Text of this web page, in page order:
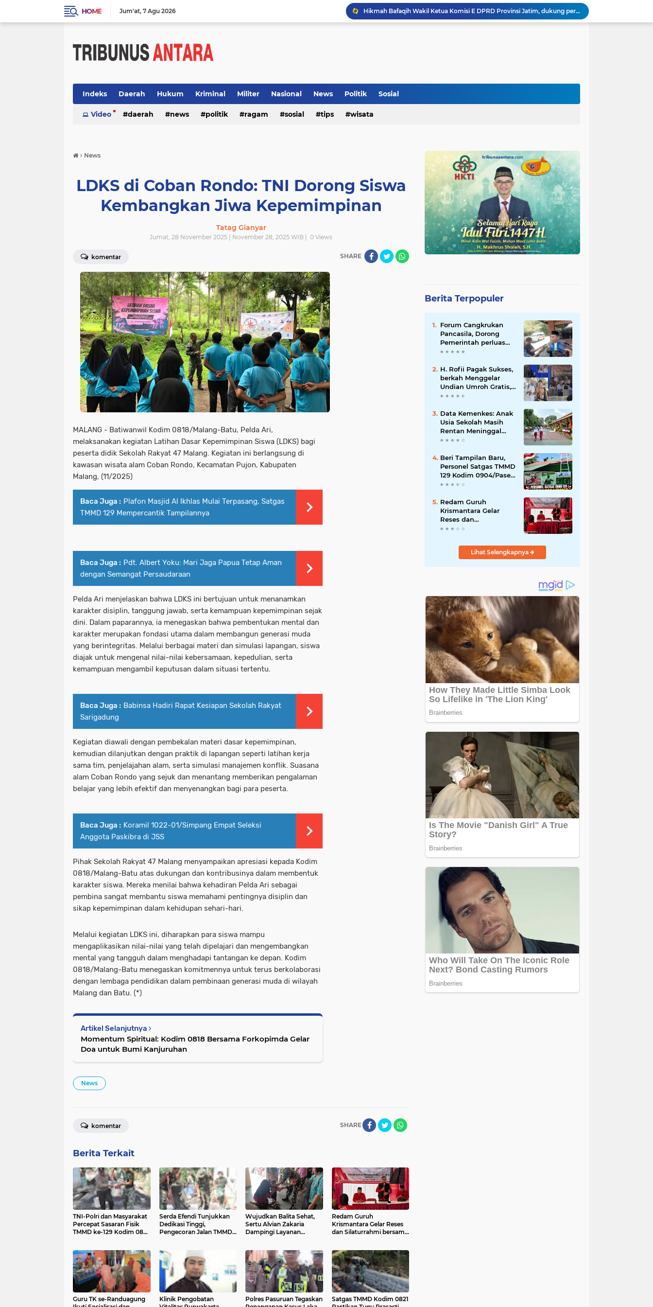
HOME Jum'at 7 Agu 2026
Hikmah Bafaqih Wakil Ketua Komisi E DPRD Provinsi Jatim, dukung perlindungan Anak di Ponpes melalui Penerapan (SOP) di Malang Raya.
Klinik Pengobatan Vitalitas Purwakarta H.Abdulazis Atasi Impoten
Guru TK se-Randuagung Ikuti Sosialisasi dan Bimbingan Perpustakaan dalam Program TMMD ke-129
Indeks Daerah Hukum Kriminal Militer Nasional News Politik Sosial
Video daerah news politik ragam sosial tips wisata
› News
LDKS di Coban Rondo: TNI Dorong Siswa
Kembangkan Jiwa Kepemimpinan
Tatag Gianyar
Jumat, 28 November 2025 | November 28, 2025 WIB | 0 Views
komentar SHARE
MALANG - Batiwanwil Kodim 0818/Malang-Batu, Pelda Ari,
melaksanakan kegiatan Latihan Dasar Kepemimpinan Siswa (LDKS) bagi
peserta didik Sekolah Rakyat 47 Malang. Kegiatan ini berlangsung di
kawasan wisata alam Coban Rondo, Kecamatan Pujon, Kabupaten
Malang, (11/2025)
Baca Juga : Plafon Masjid Al Ikhlas Mulai Terpasang, Satgas
TMMD 129 Mempercantik Tampilannya
Baca Juga : Pdt. Albert Yoku: Mari Jaga Papua Tetap Aman
dengan Semangat Persaudaraan
Pelda Ari menjelaskan bahwa LDKS ini bertujuan untuk menanamkan
karakter disiplin, tanggung jawab, serta kemampuan kepemimpinan sejak
dini. Dalam paparannya, ia menegaskan bahwa pembentukan mental dan
karakter merupakan fondasi utama dalam membangun generasi muda
yang berintegritas. Melalui berbagai materi dan simulasi lapangan, siswa
diajak untuk mengenal nilai-nilai kebersamaan, kepedulian, serta
kemampuan mengambil keputusan dalam situasi tertentu.
Baca Juga : Babinsa Hadiri Rapat Kesiapan Sekolah Rakyat
Sarigadung
Kegiatan diawali dengan pembekalan materi dasar kepemimpinan,
kemudian dilanjutkan dengan praktik di lapangan seperti latihan kerja
sama tim, penjelajahan alam, serta simulasi manajemen konflik. Suasana
alam Coban Rondo yang sejuk dan menantang memberikan pengalaman
belajar yang lebih efektif dan menyenangkan bagi para peserta.
Baca Juga : Koramil 1022-01/Simpang Empat Seleksi
Anggota Paskibra di JSS
Pihak Sekolah Rakyat 47 Malang menyampaikan apresiasi kepada Kodim
0818/Malang-Batu atas dukungan dan kontribusinya dalam membentuk
karakter siswa. Mereka menilai bahwa kehadiran Pelda Ari sebagai
pembina sangat membantu siswa memahami pentingnya disiplin dan
sikap kepemimpinan dalam kehidupan sehari-hari.
Melalui kegiatan LDKS ini, diharapkan para siswa mampu
mengaplikasikan nilai-nilai yang telah dipelajari dan mengembangkan
mental yang tangguh dalam menghadapi tantangan ke depan. Kodim
0818/Malang-Batu menegaskan komitmennya untuk terus berkolaborasi
dengan lembaga pendidikan dalam pembinaan generasi muda di wilayah
Malang dan Batu. (*)
Artikel Selanjutnya
Momentum Spiritual: Kodim 0818 Bersama Forkopimda Gelar
Doa untuk Bumi Kanjuruhan
News
SHARE
komentar
Berita Terkait
TNI-Polri dan Masyarakat
Percepat Sasaran Fisik
TMMD ke-129 Kodim 0821
Serda Efendi Tunjukkan
Dedikasi Tinggi,
Pengecoran Jalan TMMD
Wujudkan Balita Sehat,
Sertu Alvian Zakaria
Dampingi Layanan
Redam Guruh
Krismantara Gelar Reses
dan Silaturrahmi bersama
Guru TK se-Randuagung
Klinik Pengobatan
Polres Pasuruan Tegaskan
Satgas TMMD Kodim 0821
Berita Terpopuler
Forum Cangkrukan
Pancasila, Dorong
Pemerintah perluas
intensif Perpajakan
UMKM.
H. Rofii Pagak Sukses,
berkah Menggelar
Undian Umroh Gratis,
Wujud Kepedulian
Data Kemenkes: Anak
Usia Sekolah Masih
Rentan Meninggal
Akibat DBD
Beri Tampilan Baru,
Personel Satgas TMMD
129 Kodim 0904/Paser
Cat Atap Rumah
Redam Guruh
Krismantara Gelar
Reses dan
Silaturrahmi bersama
Se -Kecamatan
Lihat Selengkapnya